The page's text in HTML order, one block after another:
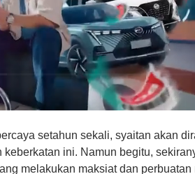
setahun sekali, syaitan akan
ini. Namun begitu,
melakukan maksiat dan perbuatan